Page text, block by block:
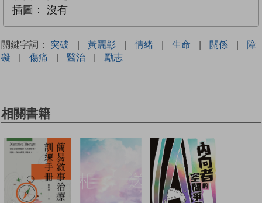
插圖：
沒有
關鍵字詞： 突破 | 黃麗彰 | 情緒 | 生命 | 關係 |
障
礙
| 傷痛 | 醫治 | 勵志
相關書籍